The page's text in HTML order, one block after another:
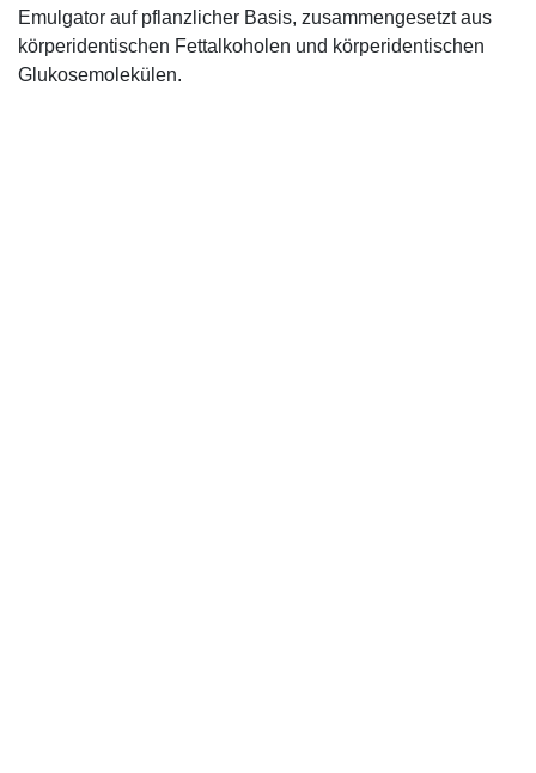
Emulgator auf pflanzlicher Basis, zusammengesetzt aus
körperidentischen Fettalkoholen und körperidentischen
Glukosemolekülen.